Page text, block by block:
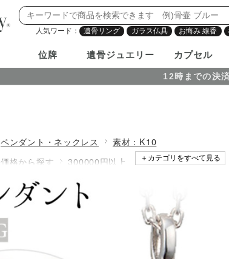
12時までの決
人気ワード： 遺骨リング ガラス仏具 お悔み 線香
位牌 遺骨ジュエリー カプセル
ペンダント・ネックレス
素材：K10
価格から探す
300000円以上
遺骨を納める本格ジュエリー「ソウルジュエリー」
＋カテゴリをすべて見る